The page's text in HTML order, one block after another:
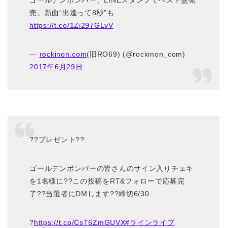
売。新曲“出逢って8秒”も
https://t.co/1Zi297GLvV
— rockinon.com(旧RO69) (@rockinon_com)
2017年6月29日
??プレゼント??
ゴールデンボンバーの皆さんのサイン入りチェキ
を1名様に??この投稿をRT&フォローで応募完
了??当選者にDMします??締切6/30
?https://t.co/CsT6ZmGUVX#ラインライブ